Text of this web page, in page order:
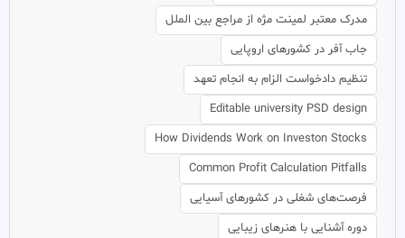
مدرک معتبر لمینت مژه از مراجع بین الملل
جاب آفر در کشورهای اروپایی
تنظیم دادخواست الزام به انجام تعهد
Editable university PSD design
How Dividends Work on Investon Stocks
Common Profit Calculation Pitfalls
فرصت‌های شغلی در کشورهای آسیایی
دوره آشنایی با هنرهای زیبایی